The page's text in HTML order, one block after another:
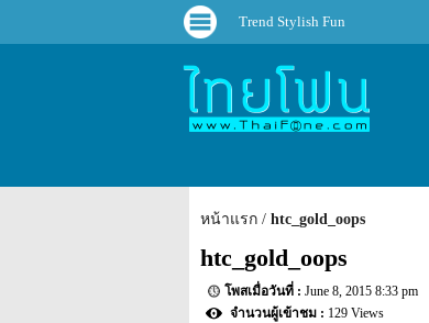
Trend Stylish Fun
หน้าแรก htc_gold_oops
htc_gold_oops
June 8, 2015 8:33 pm
129 Views